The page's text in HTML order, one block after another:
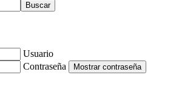
Buscar
Usuario
Contraseña
Mostrar contraseña